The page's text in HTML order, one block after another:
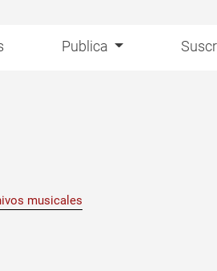
Publica
musicales